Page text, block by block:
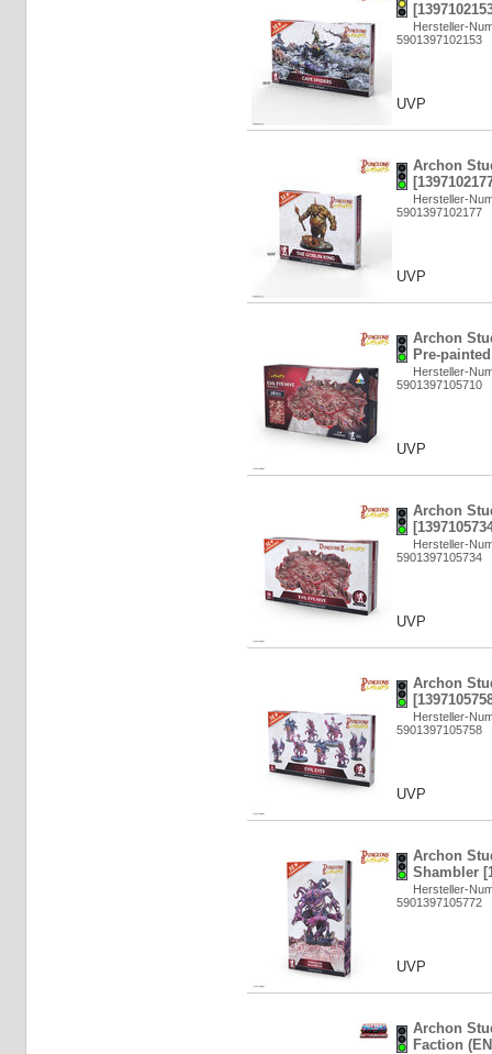
Hersteller-
5901397102153
UVP
Archon
Hersteller-
5901397102177
UVP
Archon
Pre-
Hersteller-
5901397105710
UVP
Archon
Hersteller-
5901397105734
UVP
Archon
Hersteller-
5901397105758
UVP
Archon
Shambler
Hersteller-
5901397105772
UVP
Archon
Faction